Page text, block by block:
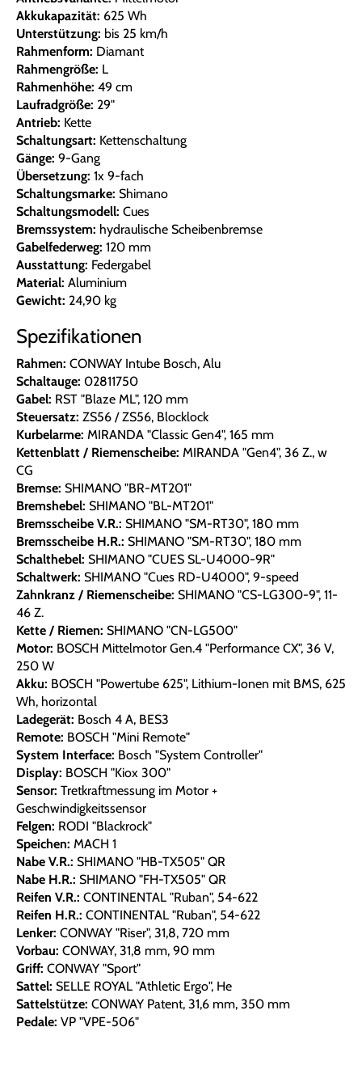
Akkukapazität: 625 Wh
Unterstützung: bis 25 km/h
Rahmenform: Diamant
Rahmengröße: L
Rahmenhöhe: 49 cm
Laufradgröße: 29"
Antrieb: Kette
Schaltungsart: Kettenschaltung
Gänge: 9-Gang
Übersetzung: 1x 9-fach
Schaltungsmarke: Shimano
Schaltungsmodell: Cues
Bremssystem: hydraulische Scheibenbremse
Gabelfederweg: 120 mm
Ausstattung: Federgabel
Material: Aluminium
Gewicht: 24,90 kg
Spezifikationen
Rahmen: CONWAY Intube Bosch, Alu
Schaltauge: 02811750
Gabel: RST "Blaze ML", 120 mm
Steuersatz: ZS56 / ZS56, Blocklock
Kurbelarme: MIRANDA "Classic Gen4", 165 mm
Kettenblatt / Riemenscheibe: MIRANDA "Gen4", 36 Z., w
CG
Bremse: SHIMANO "BR-MT201"
Bremshebel: SHIMANO "BL-MT201"
Bremsscheibe V.R.: SHIMANO "SM-RT30", 180 mm
Bremsscheibe H.R.: SHIMANO "SM-RT30", 180 mm
Schalthebel: SHIMANO "CUES SL-U4000-9R"
Schaltwerk: SHIMANO "Cues RD-U4000", 9-speed
Zahnkranz / Riemenscheibe: SHIMANO "CS-LG300-9", 11-
46 Z.
Kette / Riemen: SHIMANO "CN-LG500"
Motor: BOSCH Mittelmotor Gen.4 "Performance CX", 36 V,
250 W
Akku: BOSCH "Powertube 625", Lithium-Ionen mit BMS, 625
Wh, horizontal
Ladegerät: Bosch 4 A, BES3
Remote: BOSCH "Mini Remote"
System Interface: Bosch "System Controller"
Display: BOSCH "Kiox 300"
Sensor: Tretkraftmessung im Motor +
Geschwindigkeitssensor
Felgen: RODI "Blackrock"
Speichen: MACH 1
Nabe V.R.: SHIMANO "HB-TX505" QR
Nabe H.R.: SHIMANO "FH-TX505" QR
Reifen V.R.: CONTINENTAL "Ruban", 54-622
Reifen H.R.: CONTINENTAL "Ruban", 54-622
Lenker: CONWAY "Riser", 31,8, 720 mm
Vorbau: CONWAY, 31,8 mm, 90 mm
Griff: CONWAY "Sport"
Sattel: SELLE ROYAL "Athletic Ergo", He
Sattelstütze: CONWAY Patent, 31,6 mm, 350 mm
Pedale: VP "VPE-506"